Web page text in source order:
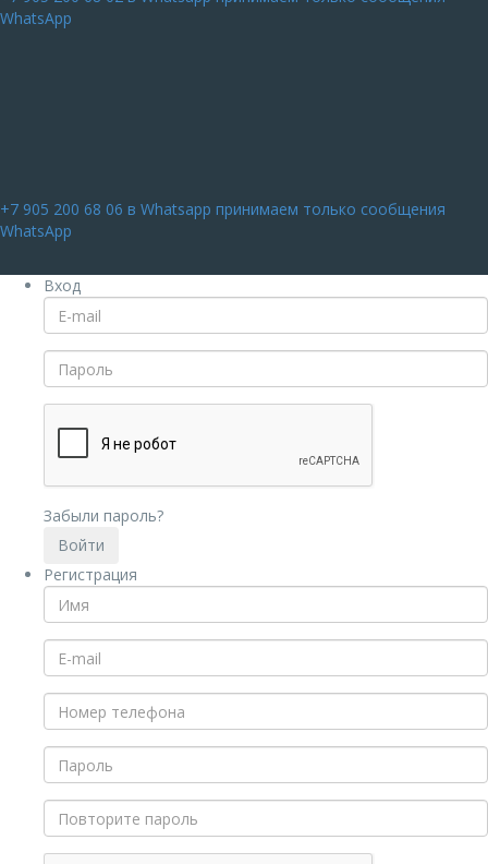
WhatsApp
+7 905 200 68 06 в Whatsapp принимаем только сообщения
WhatsApp
Вход
Забыли пароль?
Регистрация